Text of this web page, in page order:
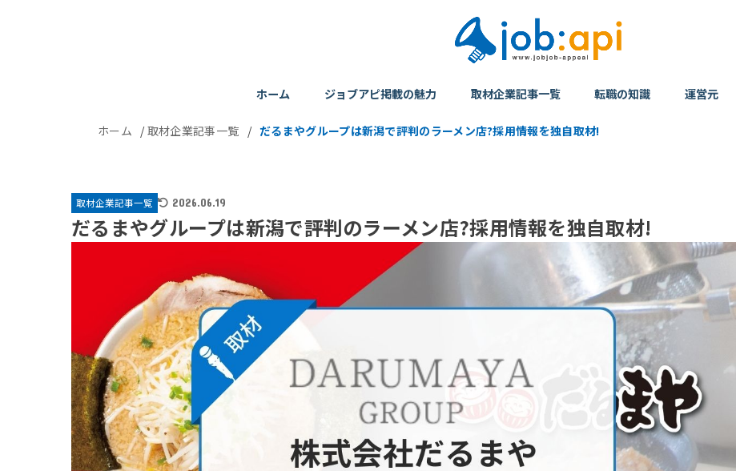
ホーム ジョブアピ掲載の魅力 取材企業記事一覧 転職の知識 運営元
ホーム /取材企業記事一覧 / だるまやグループは新潟で評判のラーメン店?採用情報を独自取材!
取材企業記事一覧 2026.06.19
だるまやグループは新潟で評判のラーメン店?採用情報を独自取材!